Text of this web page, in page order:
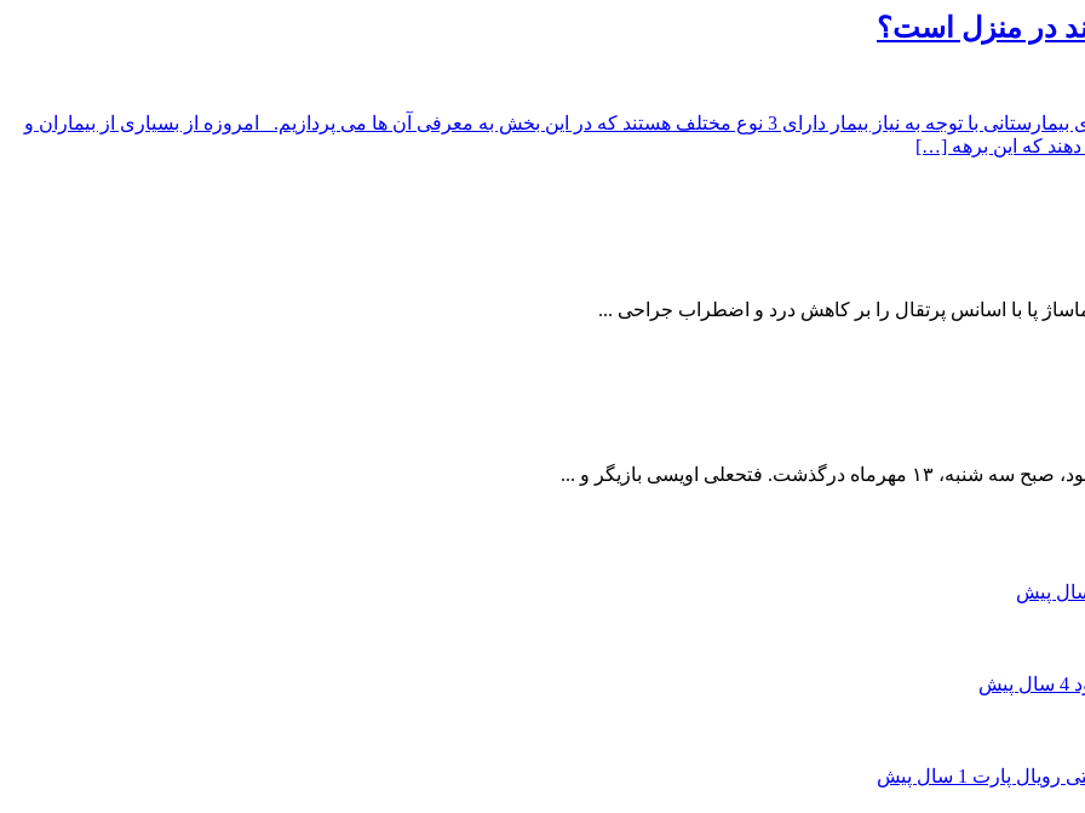
در منزل است؟
چه تخت بیمارستانی مناسب بیمار و سالمند در منزل است؟، تخت های بیمارستانی با توجه به نیاز بیمار دارای 3 نوع مختلف هستند که در این بخش به معرفی آن ها می پردازیم. امروزه از بسیاری از بیماران و
که این برهه […]
پا با اسانس پرتقال را بر کاهش درد و اضطراب جراحی ...
فتحعلی اویسی بازیگر و ...
4 سال پیش
رویال پارت 1 سال پیش